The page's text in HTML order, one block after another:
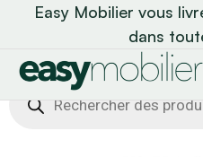
Easy Mobilier vous
dans
Recherche
de